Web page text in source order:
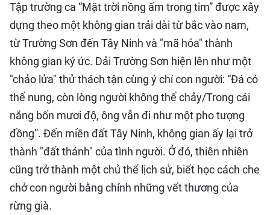
Tập trường ca “Mặt trời nồng ấm trong tim” được xây
dựng theo một không gian trải dài từ bắc vào nam,
từ Trường Sơn đến Tây Ninh và "mã hóa" thành
không gian ký ức. Dải Trường Sơn hiện lên như một
"chảo lửa" thử thách tận cùng ý chí con người: “Đá có
thể nung, còn lòng người không thể chảy/Trong cái
nắng bốn mươi độ, ông vẫn đi như một pho tượng
đồng”. Đến miền đất Tây Ninh, không gian ấy lại trở
thành "đất thánh" của tình người. Ở đó, thiên nhiên
cũng trở thành một chủ thể lịch sử, biết học cách che
chở con người bằng chính những vết thương của
rừng già.